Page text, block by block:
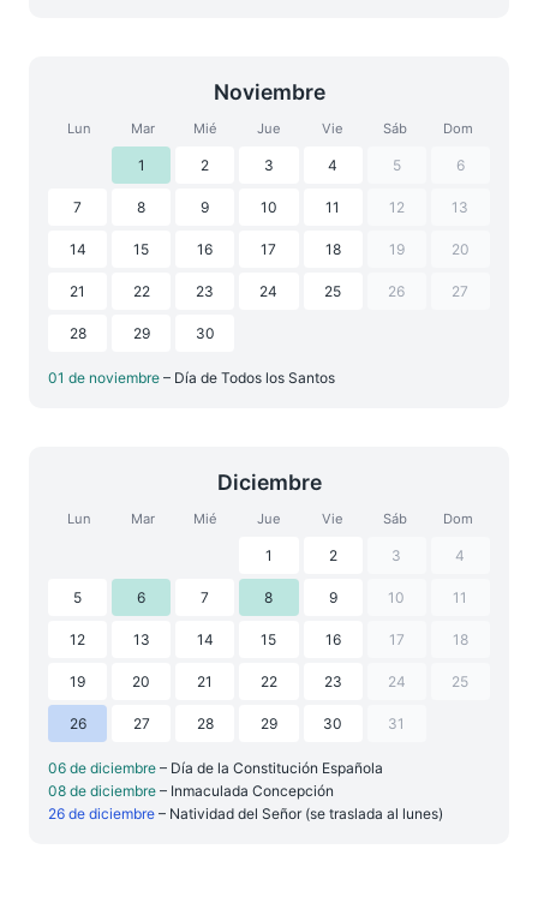
Noviembre
Lun Mar Mié Jue Vie Sáb Dom
1 2 3 4 5 6
7 8 9 10 11 12 13
14 15 16 17 18 19 20
21 22 23 24 25 26 27
28 29 30
01 de noviembre – Día de Todos los Santos
Diciembre
Lun Mar Mié Jue Vie Sáb Dom
1 2 3 4
5 6 7 8 9 10 11
12 13 14 15 16 17 18
19 20 21 22 23 24 25
26 27 28 29 30 31
06 de diciembre – Día de la Constitución Española
08 de diciembre – Inmaculada Concepción
26 de diciembre – Natividad del Señor (se traslada al lunes)